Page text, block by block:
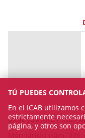
MÓN JURÍDIC / 336 -
TÚ PUEDES
En el ICAB utilizamos
estrictamente
página, y otros son